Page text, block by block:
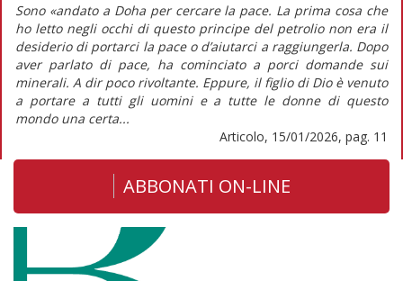
Sono «andato a Doha per cercare la pace. La prima cosa che
ho letto negli occhi di questo principe del petrolio non era il
desiderio di portarci la pace o d’aiutarci a raggiungerla. Dopo
aver parlato di pace, ha cominciato a porci domande sui
minerali. A dir poco rivoltante. Eppure, il figlio di Dio è venuto
a portare a tutti gli uomini e a tutte le donne di questo
mondo una certa...
Articolo, 15/01/2026, pag. 11
ABBONATI ON-LINE